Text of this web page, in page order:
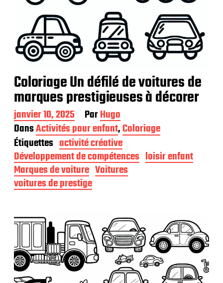
Coloriage Un défilé de voitures de
marques prestigieuses à décorer
D
a
t
e
d
e
p
u
b
i
c
a
t
i
o
n
janvier 10, 2025 ParHugo
DansActivités pour enfant,Coloriage
Étiquettes activité créative
Développement de compétences loisir enfant
Marques de voiture Voitures
voitures de prestige